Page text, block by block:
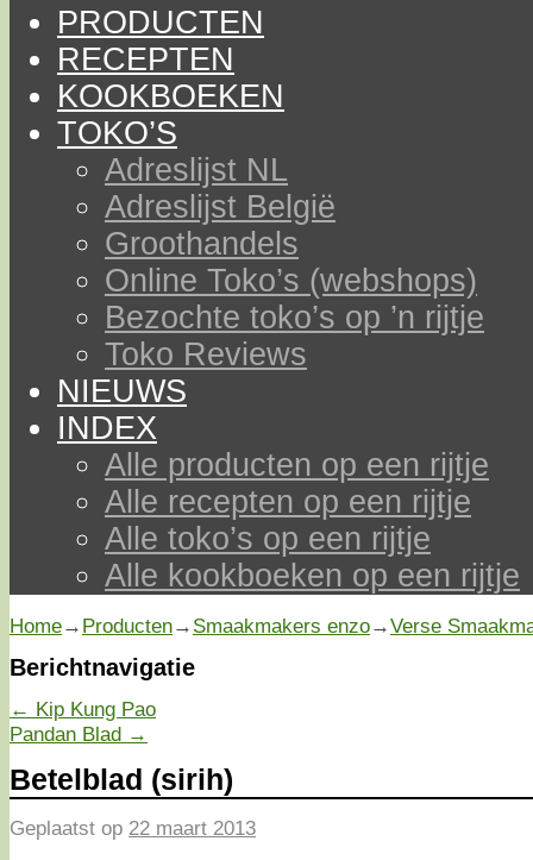
PRODUCTEN
RECEPTEN
KOOKBOEKEN
TOKO’S
Adreslijst NL
Adreslijst België
Groothandels
Online Toko’s (webshops)
Bezochte toko’s op ’n rijtje
Toko Reviews
NIEUWS
INDEX
Alle producten op een rijtje
Alle recepten op een rijtje
Alle toko’s op een rijtje
Alle kookboeken op een rijtje
Home→ Producten→ Smaakmakers enzo→Verse
Berichtnavigatie
← Kip Kung Pao
Pandan Blad →
Betelblad (sirih)
Geplaatst op 22 maart 2013